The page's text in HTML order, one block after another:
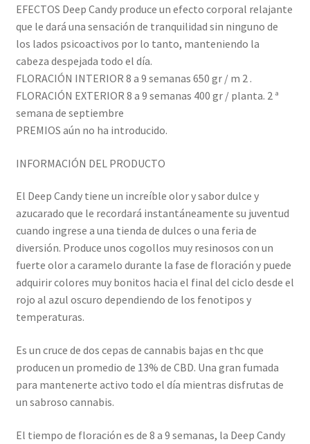
EFECTOS Deep Candy produce un efecto corporal relajante
que le dará una sensación de tranquilidad sin ninguno de
los lados psicoactivos por lo tanto, manteniendo la
cabeza despejada todo el día.
FLORACIÓN INTERIOR 8 a 9 semanas 650 gr / m 2 .
FLORACIÓN EXTERIOR 8 a 9 semanas 400 gr / planta. 2 ª
semana de septiembre
PREMIOS aún no ha introducido.
INFORMACIÓN DEL PRODUCTO
El Deep Candy tiene un increíble olor y sabor dulce y
azucarado que le recordará instantáneamente su juventud
cuando ingrese a una tienda de dulces o una feria de
diversión. Produce unos cogollos muy resinosos con un
fuerte olor a caramelo durante la fase de floración y puede
adquirir colores muy bonitos hacia el final del ciclo desde el
rojo al azul oscuro dependiendo de los fenotipos y
temperaturas.
Es un cruce de dos cepas de cannabis bajas en thc que
producen un promedio de 13% de CBD. Una gran fumada
para mantenerte activo todo el día mientras disfrutas de
un sabroso cannabis.
El tiempo de floración es de 8 a 9 semanas, la Deep Candy